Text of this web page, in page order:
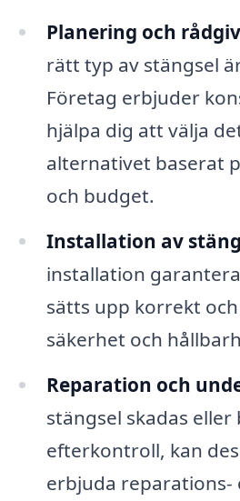
Planering och
rätt typ av stängsel
Företag erbjuder
hjälpa dig att välja
alternativet baserat
och budget.
Installation av
installation
sätts upp korrekt
säkerhet och
Reparation och
stängsel skadas eller
efterkontroll, kan
erbjuda reparations-